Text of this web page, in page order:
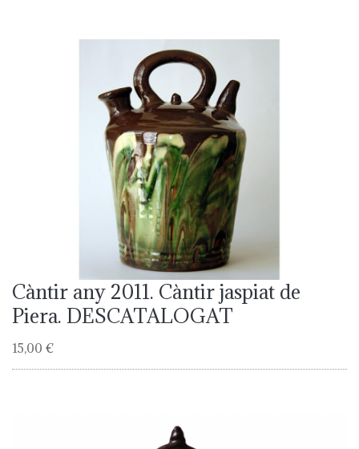
Càntir any 2011. Càntir jaspiat de
Piera. DESCATALOGAT
15,00 €